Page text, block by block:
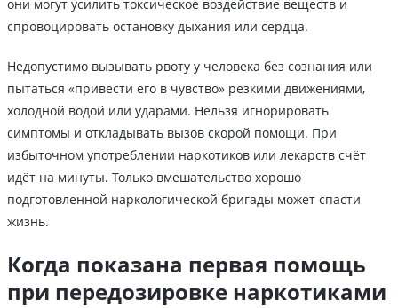
они могут усилить токсическое воздействие веществ и
спровоцировать остановку дыхания или сердца.
Недопустимо вызывать рвоту у человека без сознания или
пытаться «привести его в чувство» резкими движениями,
холодной водой или ударами. Нельзя игнорировать
симптомы и откладывать вызов скорой помощи. При
избыточном употреблении наркотиков или лекарств счёт
идёт на минуты. Только вмешательство хорошо
подготовленной наркологической бригады может спасти
жизнь.
Когда показана первая помощь
при передозировке наркотиками